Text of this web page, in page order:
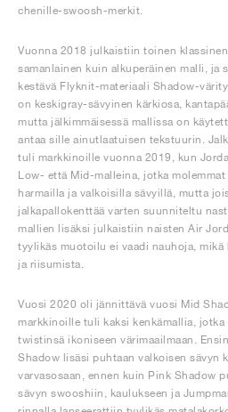
chenille-swoosh-merkit.
Vuonna 2018 julkaistiin toinen
samanlainen kuin alkuperäinen malli, ja
kestävä Flyknit-materiaali Shadow-
on keskigray-sävyinen kärkiosa,
mutta jälkimmäisessä mallissa on
antaa sille ainutlaatuisen tekstuurin.
tuli markkinoille vuonna 2019, kun
Low- että Mid-malleina, jotka
harmailla ja valkoisilla sävyillä, mutta
jalkapallokenttää varten suunniteltu
mallien lisäksi julkaistiin naisten Air
tyylikäs muotoilu ei vaadi nauhoja, mikä
ja riisumista.
Vuosi 2020 oli jännittävä vuosi Mid
markkinoille tuli kaksi kenkämallia,
twistinsä ikoniseen värimaailmaan.
Shadow lisäsi puhtaan valkoisen sävyn
varvasosaan, ennen kuin Pink Shadow
sävyn swooshiin, kaulukseen ja